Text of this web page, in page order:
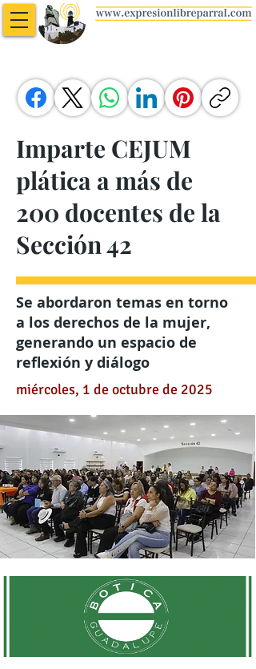
Imparte CEJUM
plática a más de
200 docentes de la
Sección 42
Se abordaron temas en torno
a los derechos de la mujer,
generando un espacio de
reflexión y diálogo
miércoles, 1 de octubre de 2025